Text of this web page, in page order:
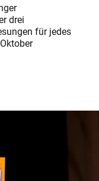
drei
für jedes